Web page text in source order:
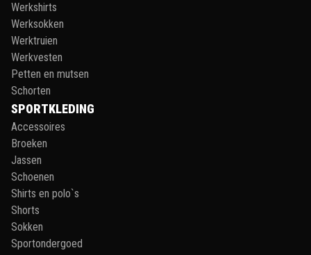
Werkshirts
Werksokken
Werktruien
Werkvesten
Petten en mutsen
Schorten
SPORTKLEDING
Accessoires
Broeken
Jassen
Schoenen
Shirts en polo`s
Shorts
Sokken
Sportondergoed